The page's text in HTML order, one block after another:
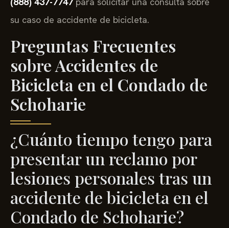
su caso de accidente de bicicleta.
Preguntas Frecuentes
sobre Accidentes de
Bicicleta en el Condado de
Schoharie
¿Cuánto tiempo tengo para
presentar un reclamo por
lesiones personales tras un
accidente de bicicleta en el
Condado de Schoharie?